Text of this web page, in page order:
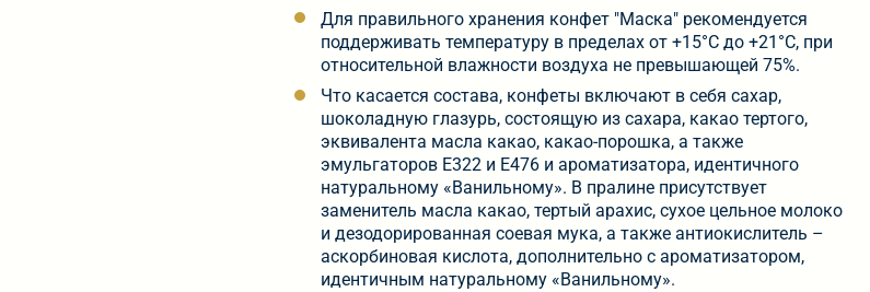
Для правильного хранения конфет "Маска" рекомендуется
поддерживать температуру в пределах от +15°С до +21°С, при
относительной влажности воздуха не превышающей 75%.
Что касается состава, конфеты включают в себя сахар,
шоколадную глазурь, состоящую из сахара, какао тертого,
эквивалента масла какао, какао-порошка, а также
эмульгаторов Е322 и Е476 и ароматизатора, идентичного
натуральному «Ванильному». В пралине присутствует
заменитель масла какао, тертый арахис, сухое цельное молоко
и дезодорированная соевая мука, а также антиокислитель –
аскорбиновая кислота, дополнительно с ароматизатором,
идентичным натуральному «Ванильному».